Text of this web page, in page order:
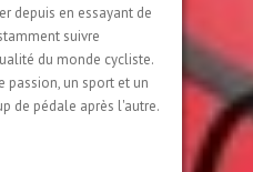
depuis en essayant de
suivre
du monde cycliste.
passion, un sport et un
de pédale après l'autre.